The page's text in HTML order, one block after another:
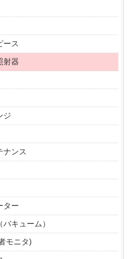
ース
射器
ジ
ナンス
ター
キューム）
モニタ)